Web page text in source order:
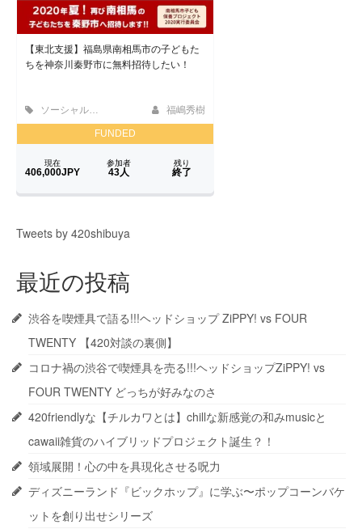
Tweets by 420shibuya
最近の投稿
渋谷を喫煙具で語る!!!ヘッドショップ ZiPPY! vs FOUR
TWENTY 【420対談の裏側】
コロナ禍の渋谷で喫煙具を売る!!!ヘッドショップZiPPY! vs
FOUR TWENTY どっちが好みなのさ
420friendlyな【チルカワとは】chillな新感覚の和みmusicと
cawaii雑貨のハイブリッドプロジェクト誕生？！
領域展開！心の中を具現化させる呪力
ディズニーランド『ビックホップ』に学ぶ〜ポップコーンバケ
ットを創り出せシリーズ